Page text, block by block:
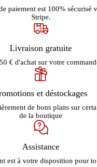
paiement est 100% sécurisé
Stripe.
Livraison gratuite
€ d'achat sur votre
et déstockages
de bons plans sur
de la boutique
Assistance
est à votre disposition pour